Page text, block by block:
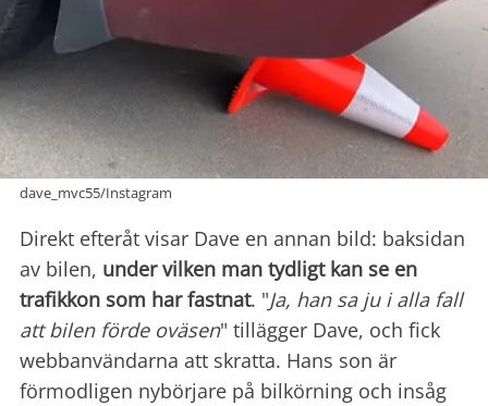
dave_mvc55/Instagram
Direkt efteråt visar Dave en annan bild: baksidan
av bilen, under vilken man tydligt kan se en
trafikkon som har fastnat. "Ja, han sa ju i alla fall
att bilen förde oväsen" tillägger Dave, och fick
webbanvändarna att skratta. Hans son är
förmodligen nybörjare på bilkörning och insåg